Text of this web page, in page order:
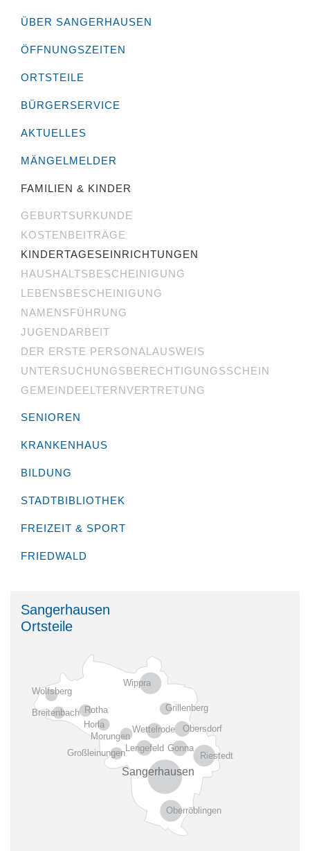
ÜBER SANGERHAUSEN
ÖFFNUNGSZEITEN
ORTSTEILE
BÜRGERSERVICE
AKTUELLES
MÄNGELMELDER
FAMILIEN & KINDER
GEBURTSURKUNDE
KOSTENBEITRÄGE
KINDERTAGESEINRICHTUNGEN
HAUSHALTSBESCHEINIGUNG
LEBENSBESCHEINIGUNG
NAMENSFÜHRUNG
JUGENDARBEIT
DER ERSTE PERSONALAUSWEIS
UNTERSUCHUNGS­BERECHTIGUNGS­SCHEIN
GEMEINDEELTERNVERTRETUNG
SENIOREN
KRANKENHAUS
BILDUNG
STADTBIBLIOTHEK
FREIZEIT & SPORT
FRIEDWALD
Sangerhausen
Ortsteile
Riestedt
Gonna
Obersdorf
Grillenberg
Wippra
Wolfsberg
Rotha
Breitenbach
Horla
Morungen
Wettelrode
Lengefeld
Großleinungen
Sangerhausen
Oberröblingen